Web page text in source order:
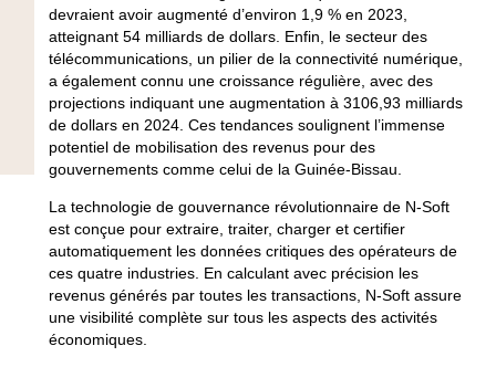
devraient avoir augmenté d’environ 1,9 % en 2023,
atteignant 54 milliards de dollars. Enfin, le secteur des
télécommunications, un pilier de la connectivité numérique,
a également connu une croissance régulière, avec des
projections indiquant une augmentation à 3106,93 milliards
de dollars en 2024. Ces tendances soulignent l’immense
potentiel de mobilisation des revenus pour des
gouvernements comme celui de la Guinée-Bissau.
La technologie de gouvernance révolutionnaire de N-Soft
est conçue pour extraire, traiter, charger et certifier
automatiquement les données critiques des opérateurs de
ces quatre industries. En calculant avec précision les
revenus générés par toutes les transactions, N-Soft assure
une visibilité complète sur tous les aspects des activités
économiques.